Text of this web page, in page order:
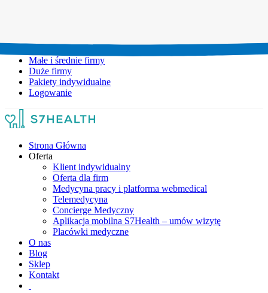
Małe i średnie firmy
Duże firmy
Pakiety indywidualne
Logowanie
Strona Główna
Oferta
Klient indywidualny
Oferta dla firm
Medycyna pracy i platforma webmedical
Telemedycyna
Concierge Medyczny
Aplikacja mobilna S7Health – umów wizytę
Placówki medyczne
O nas
Blog
Sklep
Kontakt